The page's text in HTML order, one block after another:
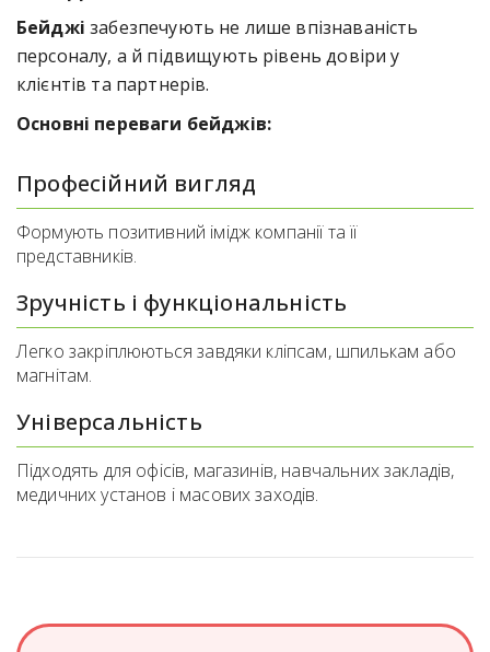
Бейджі забезпечують не лише впізнаваність
персоналу, а й підвищують рівень довіри у
клієнтів та партнерів.
Основні переваги бейджів:
Професійний вигляд
Формують позитивний імідж компанії та її
представників.
Зручність і функціональність
Легко закріплюються завдяки кліпсам, шпилькам або
магнітам.
Універсальність
Підходять для офісів, магазинів, навчальних закладів,
медичних установ і масових заходів.